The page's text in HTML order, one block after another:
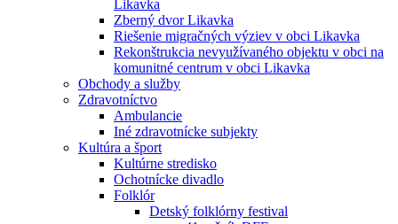
Likavka
Zberný dvor Likavka
Riešenie migračných výziev v obci Likavka
Rekonštrukcia nevyužívaného objektu v obci na
komunitné centrum v obci Likavka
Obchody a služby
Zdravotníctvo
Ambulancie
Iné zdravotnícke subjekty
Kultúra a šport
Kultúrne stredisko
Ochotnícke divadlo
Folklór
Detský folklórny festival